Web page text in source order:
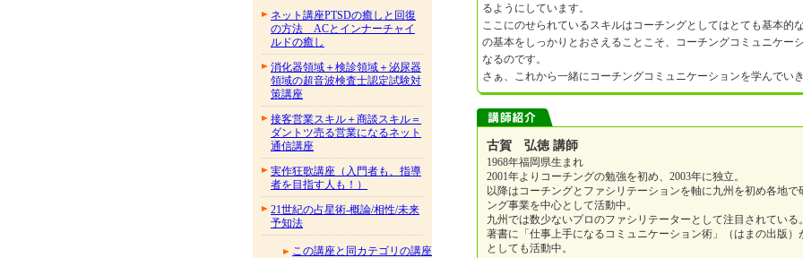
ネット講座PTSDの癒しと回復
の方法 ACとインナーチャイ
ルドの癒し
消化器領域＋検診領域＋泌尿器
領域の超音波検査士認定試験対
策講座
接客営業スキル＋商談スキル＝
ダントツ売る営業になるネット
通信講座
実作狂歌講座（入門者も、指導
者を目指す人も！）
21世紀の占星術-概論/相性/未来
予知法
この講座と同カテゴリの講座
るようにしています。
ここにのせられているスキルはコーチングとしてはとても基本的
の基本をしっかりとおさえることこそ、コーチングコミュニケー
なるのです。
さぁ、これから一緒にコーチングコミュニケーションを学んでい
古賀 弘徳 講師
1968年福岡県生まれ
2001年よりコーチングの勉強を初め、2003年に独立。
以降はコーチングとファシリテーションを軸に九州を初め各地
ング事業を中心として活動中。
九州では数少ないプロのファシリテーターとして注目されている
著書に「仕事上手になるコミュニケーション術」（はまの出版
としても活動中。